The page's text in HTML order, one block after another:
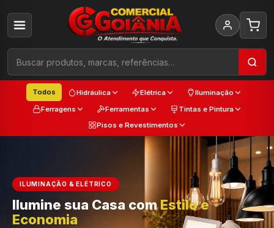
Todos Hidráulica Elétrica
Iluminação
Ferragens
Ferramentas
Tintas e Pintura
Pisos e Revestimentos
ILUMINAÇÃO & ELÉTRICO
Ilumine sua Casa comEstilo e
Economia
Cada
Trabalho
Cor e Qualidade